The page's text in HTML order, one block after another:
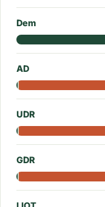
Dem
AD
UDR
GDR